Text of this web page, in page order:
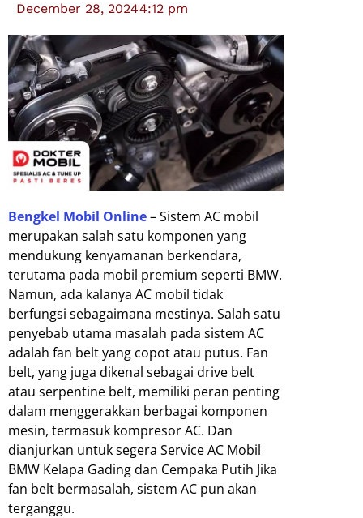
December 28, 20244:12 pm
Bengkel Mobil Online– Sistem AC mobil
merupakan salah satu komponen yang
mendukung kenyamanan berkendara,
terutama pada mobil premium seperti BMW.
Namun, ada kalanya AC mobil tidak
berfungsi sebagaimana mestinya. Salah satu
penyebab utama masalah pada sistem AC
adalah fan belt yang copot atau putus. Fan
belt, yang juga dikenal sebagai drive belt
atau serpentine belt, memiliki peran penting
dalam menggerakkan berbagai komponen
mesin, termasuk kompresor AC. Dan
dianjurkan untuk segera Service AC Mobil
BMW Kelapa Gading dan Cempaka Putih Jika
fan belt bermasalah, sistem AC pun akan
terganggu.